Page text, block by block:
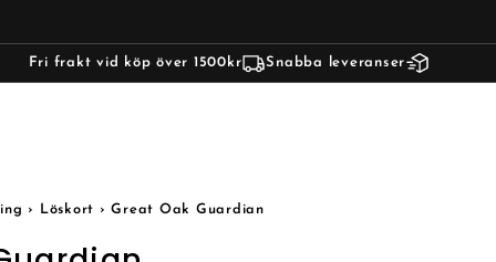
Fri frakt vid köp över 1500kr Snabba leveranser
› Löskort › Great Oak Guardian